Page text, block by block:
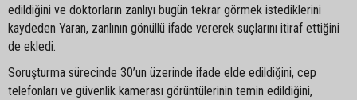
edildiğini ve doktorların zanlıyı bugün tekrar görmek istediklerini
kaydeden Yaran, zanlının gönüllü ifade vererek suçlarını itiraf ettiğini
de ekledi.
Soruşturma sürecinde 30’un üzerinde ifade elde edildiğini, cep
telefonları ve güvenlik kamerası görüntülerinin temin edildiğini,